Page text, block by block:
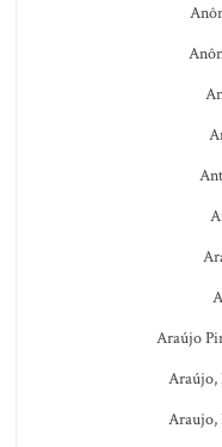
Araújo
Araújo,
Araujo,